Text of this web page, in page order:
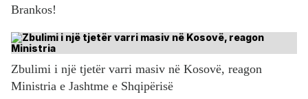
Brankos!
Zbulimi i një tjetër varri masiv në Kosovë, reagon
Ministria e Jashtme e Shqipërisë